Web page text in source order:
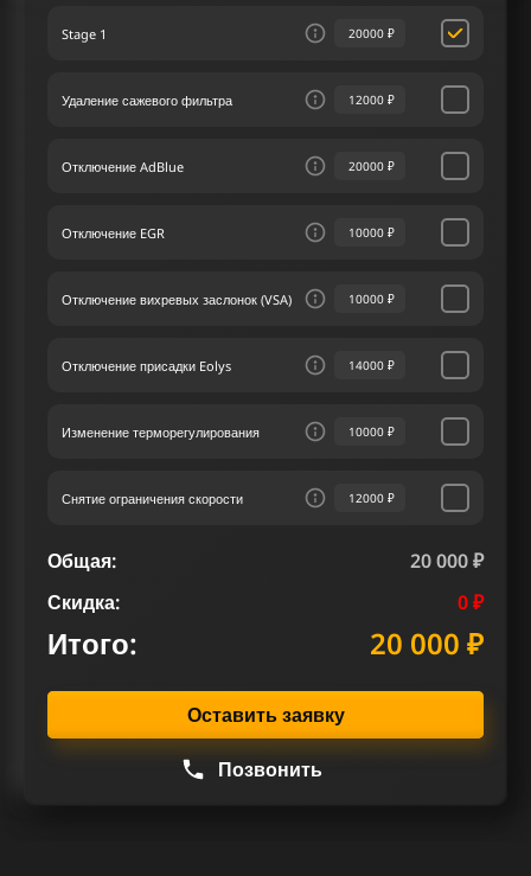
тюнинг дает вашему автомобилю заметный
прирост лошадиных сил и крутящего момента,
В сервисе мы чип тюнинга обеспечиваем
предлагая лучшее решение по оптимизации.
Наш сервис чип тюнинга способен разработать
D3 II 150 лс, в полной мере соответствующую
Stage 1 20000 ₽
Удаление сажевого фильтра 12000 ₽
Отключение AdBlue 20000 ₽
Отключение EGR 10000 ₽
Отключение вихревых заслонок (VSA) 10000 ₽
Отключение присадки Eolys 14000 ₽
Изменение терморегулирования 10000 ₽
Снятие ограничения скорости 12000 ₽
Общая:
20 000 ₽
Скидка:
0 ₽
Итого: 20 000 ₽
Оставить заявку
Позвонить